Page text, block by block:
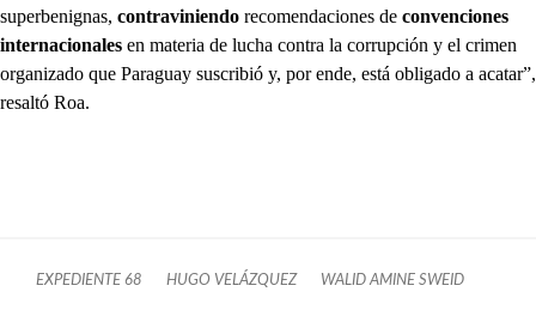
superbenignas, contraviniendo recomendaciones de convenciones
internacionales en materia de lucha contra la corrupción y el crimen
organizado que Paraguay suscribió y, por ende, está obligado a acatar”,
resaltó Roa.
EXPEDIENTE 68 HUGO VELÁZQUEZ WALID AMINE SWEID